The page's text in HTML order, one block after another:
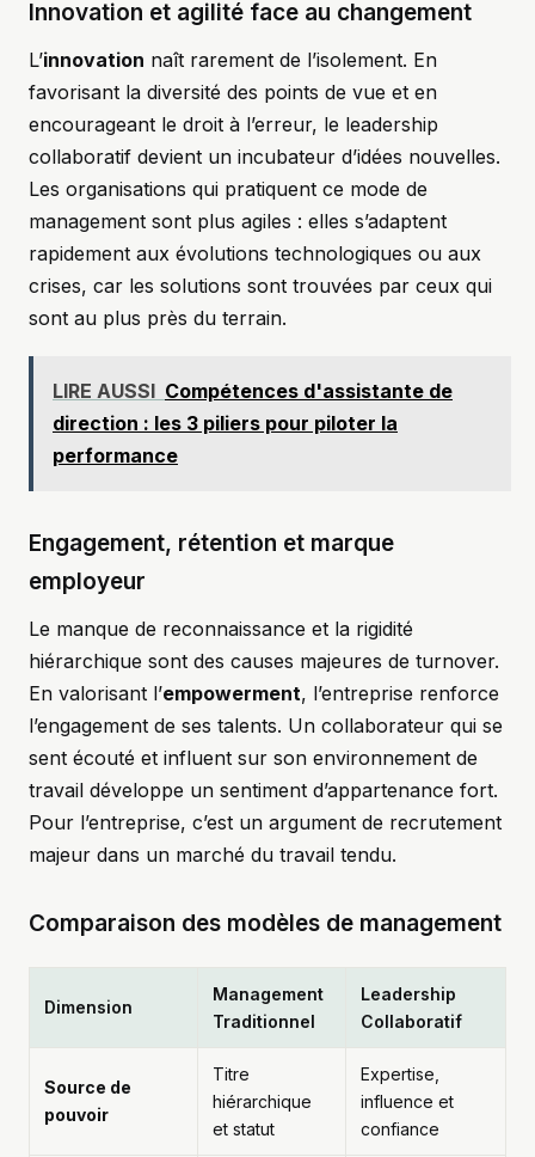
Innovation et agilité face au changement
L’innovation naît rarement de l’isolement. En
favorisant la diversité des points de vue et en
encourageant le droit à l’erreur, le leadership
collaboratif devient un incubateur d’idées nouvelles.
Les organisations qui pratiquent ce mode de
management sont plus agiles : elles s’adaptent
rapidement aux évolutions technologiques ou aux
crises, car les solutions sont trouvées par ceux qui
sont au plus près du terrain.
LIRE AUSSI Compétences d'assistante de
direction : les 3 piliers pour piloter la
performance
Engagement, rétention et marque
employeur
Le manque de reconnaissance et la rigidité
hiérarchique sont des causes majeures de turnover.
En valorisant l’empowerment, l’entreprise renforce
l’engagement de ses talents. Un collaborateur qui se
sent écouté et influent sur son environnement de
travail développe un sentiment d’appartenance fort.
Pour l’entreprise, c’est un argument de recrutement
majeur dans un marché du travail tendu.
Comparaison des modèles de management
Dimension
Management
Traditionnel
Leadership
Collaboratif
Source de
pouvoir
Titre
hiérarchique
et statut
Expertise,
influence et
confiance